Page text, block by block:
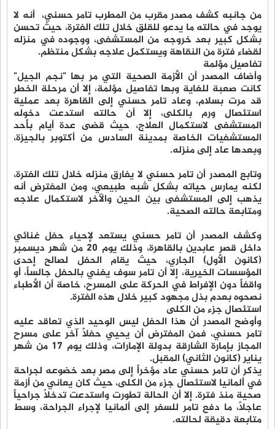
من جانبه كشف مصدر مقرب من المطرب تامر حسني، أنه لا
يوجد في حالته ما يدعو للقلق خلال تلك الفترة، حيث تحسن
بشكل كبير بعد خروجه من المستشفى، ووجوده في منزله
لقضاء فترة من النقاهة ويستكمل علاجه بشكل منتظم.
تفاصيل مؤلمة
وأضاف المصدر أن الأزمة الصحية التي مر بها "نجم الجيل"
كانت صعبة للغاية وبها تفاصيل مؤلمة، إلا أن مرحلة الخطر
قد مرت بسلام، وعاد تامر حسني إلى القاهرة بعد عملية
استئصال ورم بالكلى، إلا أن حالته استدعت دخوله
المستشفى لاستكمال العلاج، حيث قضى عدة أيام بأحد
المستشفيات الخاصة بمدينة السادس من أكتوبر بالجيزة،
وبعدها عاد إلى منزله.
وتابع المصدر أن تامر حسني لا يفارق منزله خلال تلك الفترة،
لكنه يمارس حياته بشكل شبه طبيعي، ومن المفترض أنه
يذهب إلى المستشفى بين الحين والآخر لاستكمال علاجه
ومتابعة حالته الصحية.
وكشف المصدر أن تامر حسني يستعد لإحياء حفل غنائي
داخل قصر عابدين بالقاهرة، وذلك يوم 20 من شهر ديسمبر
(كانون الأول) الجاري، حيث يقام الحفل لصالح إحدى
المؤسسات الخيرية، إلا أن تامر سوف يغني بالحفل جالساً، أو
واقفاً دون الإفراط في الحركة على المسرح، خاصة أن الأطباء
نصحوه بعدم بذل مجهود كبير خلال هذه الفترة.
استئصال جزء من الكلى
وأوضح المصدر أن هذا الحفل ليس الوحيد الذي تعاقد عليه
تامر حسني، فمن المفترض أن يحيي حفلاً آخر على مسرح
المجاز بإمارة الشارقة بدولة الإمارات، وذلك يوم 17 من شهر
يناير (كانون الثاني) المقبل.
يذكر أن تامر حسني عاد مؤخراً إلى مصر بعد خضوعه لجراحة
في ألمانيا لاستئصال جزء من الكلى، حيث كان يعاني من أزمة
صحية منذ فترة. إلا أن الحالة تطورت واستدعت تدخلاً جراحياً
عاجلاً، ما دفع تامر للسفر إلى ألمانيا لإجراء الجراحة، وسط
متابعة دقيقة لحالته.